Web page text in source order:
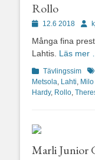
Rollo
Publicerad
12.6 2018
Många fina
Lahtis. Läs mer
Kategorier
Tävlingssim
Metsola, Lahti,
Hardy, Rollo,
Marli Junior